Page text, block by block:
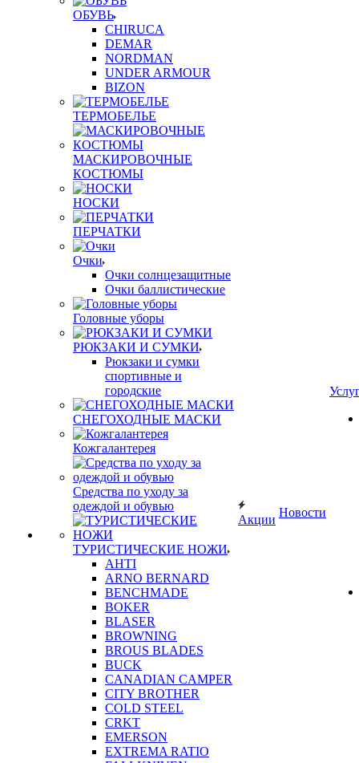
ОБУВЬ
CHIRUCA
DEMAR
NORDMAN
UNDER ARMOUR
BIZON
ТЕРМОБЕЛЬЕ
МАСКИРОВОЧНЫЕ
КОСТЮМЫ
НОСКИ
ПЕРЧАТКИ
Очки
Очки солнцезащитные
Очки баллистические
Головные уборы
РЮКЗАКИ И СУМКИ
Рюкзаки и сумки
спортивные и
городские
СНЕГОХОДНЫЕ МАСКИ
Кожгалантерея
Средства по уходу за
одеждой и обувью
ТУРИСТИЧЕСКИЕ НОЖИ
AHTI
ARNO BERNARD
BENCHMADE
BOKER
BLASER
BROWNING
BROUS BLADES
BUCK
CANADIAN CAMPER
CITY BROTHER
COLD STEEL
CRKT
EMERSON
EXTREMA RATIO
Акции
Новости